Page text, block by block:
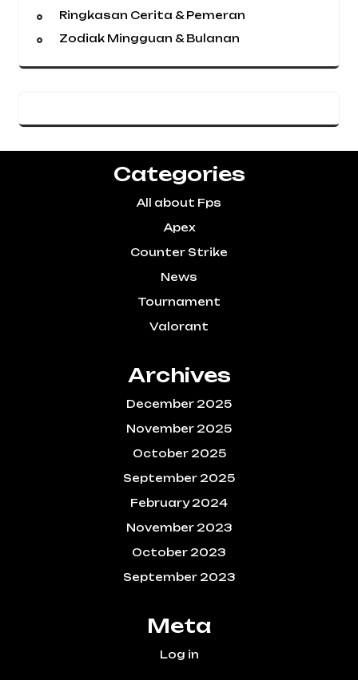
Ringkasan Cerita & Pemeran
Zodiak Mingguan & Bulanan
Categories
All about Fps
Apex
Counter Strike
News
Tournament
Valorant
Archives
December 2025
November 2025
October 2025
September 2025
February 2024
November 2023
October 2023
September 2023
Meta
Log in